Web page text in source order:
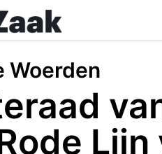
Woerden
Lijn